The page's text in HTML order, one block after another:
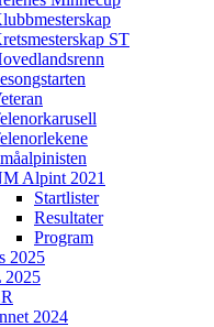
ST
Alpint 2021
Startlister
Resultater
Program
2025
2025
2024